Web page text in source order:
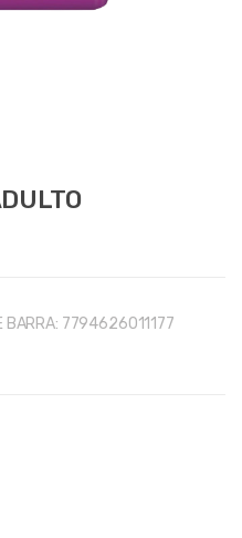
BARRA: 7794626011177